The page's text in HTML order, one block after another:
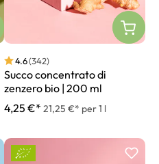
4.6(342)
Succo concentrato di
zenzero bio | 200 ml
4,25 €* 21,25 €* per 1 l